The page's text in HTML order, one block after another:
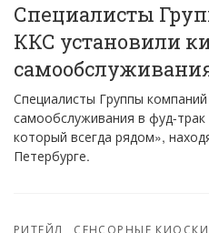
Специалисты
ККС установили
Специалисты Группы
самообслуживания в фуд-
который всегда рядом»,
Петербурге.
РИТЕЙЛ СЕНСОРНЫЕ КИОСКИ